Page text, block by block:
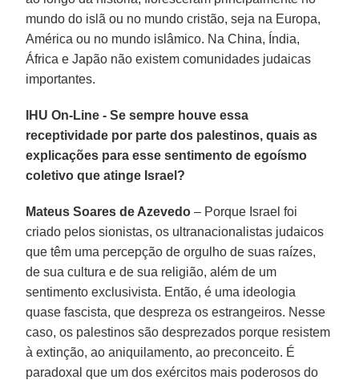
mundo do islã ou no mundo cristão, seja na Europa,
América ou no mundo islâmico. Na China, Índia,
África e Japão não existem comunidades judaicas
importantes.
IHU On-Line - Se sempre houve essa
receptividade por parte dos palestinos, quais as
explicações para esse sentimento de egoísmo
coletivo que atinge Israel?
Mateus Soares de Azevedo – Porque Israel foi
criado pelos sionistas, os ultranacionalistas judaicos
que têm uma percepção de orgulho de suas raízes,
de sua cultura e de sua religião, além de um
sentimento exclusivista. Então, é uma ideologia
quase fascista, que despreza os estrangeiros. Nesse
caso, os palestinos são desprezados porque resistem
à extinção, ao aniquilamento, ao preconceito. É
paradoxal que um dos exércitos mais poderosos do